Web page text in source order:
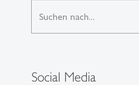
Social Media